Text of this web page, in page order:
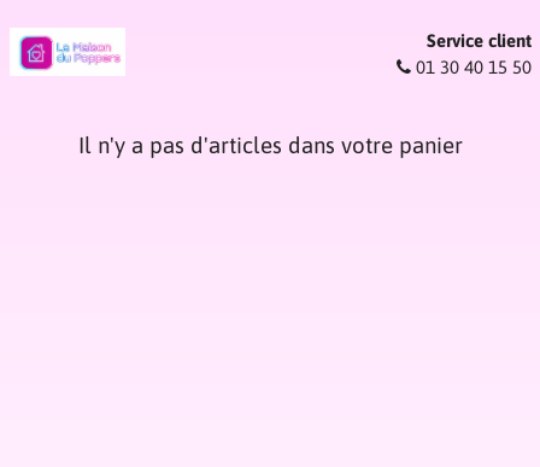
Service client
01 30 40 15 50
Il n'y a pas d'articles dans votre panier